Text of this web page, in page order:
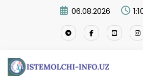
06.08.2026